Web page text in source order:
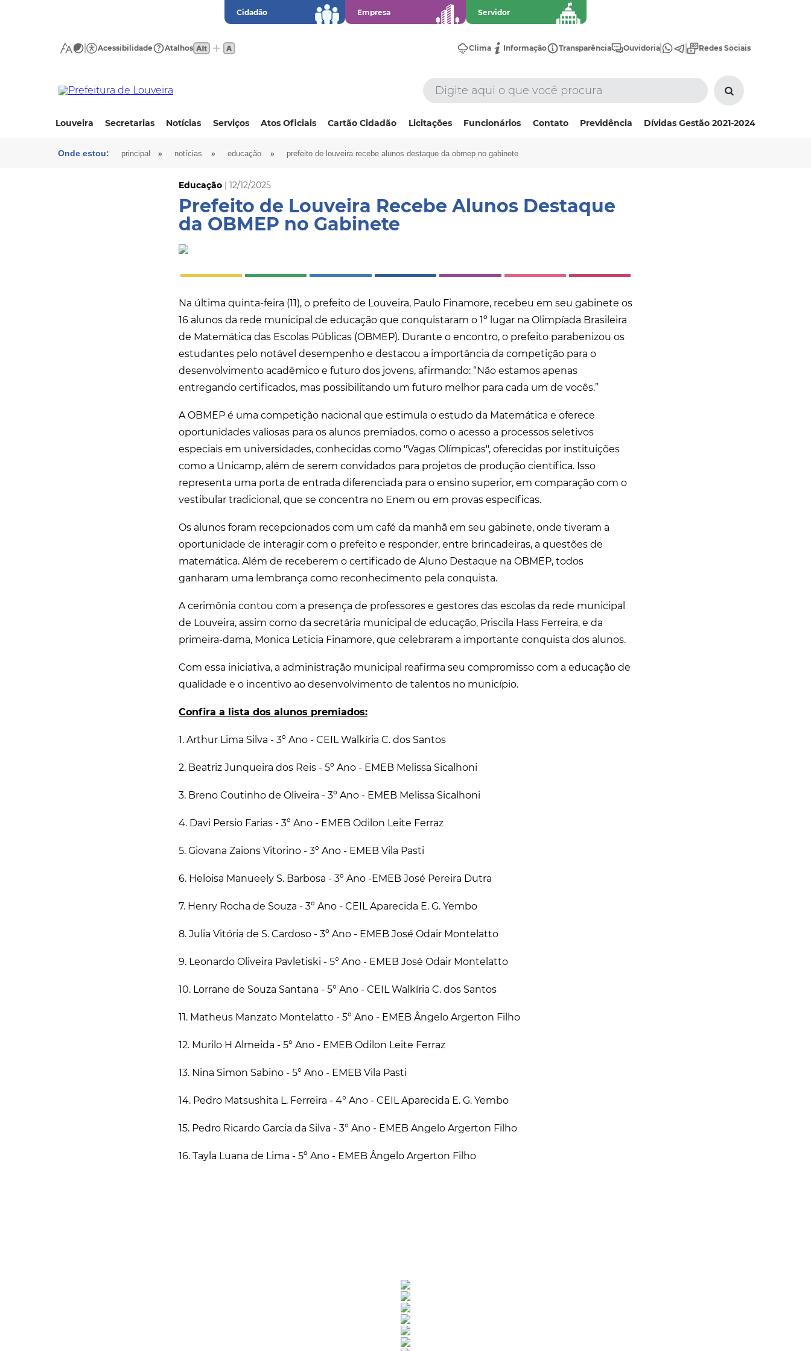
Cidadão Empresa Servidor
Acessibilidade Atalhos Clima Informação Transparência Ouvidoria Redes Sociais
Louveira Secretarias Notícias Serviços Atos Oficiais Cartão Cidadão Licitações Funcionários Contato Previdência Dívidas Gestão 2021-2024
Onde estou: principal » notícias » educação » prefeito de louveira recebe alunos destaque da obmep no gabinete
Educação | 12/12/2025
Prefeito de Louveira Recebe Alunos Destaque
da OBMEP no Gabinete
Na última quinta-feira (11), o prefeito de Louveira, Paulo Finamore, recebeu em seu gabinete os
16 alunos da rede municipal de educação que conquistaram o 1º lugar na Olimpíada Brasileira
de Matemática das Escolas Públicas (OBMEP). Durante o encontro, o prefeito parabenizou os
estudantes pelo notável desempenho e destacou a importância da competição para o
desenvolvimento acadêmico e futuro dos jovens, afirmando: “Não estamos apenas
entregando certificados, mas possibilitando um futuro melhor para cada um de vocês.”
A OBMEP é uma competição nacional que estimula o estudo da Matemática e oferece
oportunidades valiosas para os alunos premiados, como o acesso a processos seletivos
especiais em universidades, conhecidas como "Vagas Olímpicas", oferecidas por instituições
como a Unicamp, além de serem convidados para projetos de produção científica. Isso
representa uma porta de entrada diferenciada para o ensino superior, em comparação com o
vestibular tradicional, que se concentra no Enem ou em provas específicas.
Os alunos foram recepcionados com um café da manhã em seu gabinete, onde tiveram a
oportunidade de interagir com o prefeito e responder, entre brincadeiras, a questões de
matemática. Além de receberem o certificado de Aluno Destaque na OBMEP, todos
ganharam uma lembrança como reconhecimento pela conquista.
A cerimônia contou com a presença de professores e gestores das escolas da rede municipal
de Louveira, assim como da secretária municipal de educação, Priscila Hass Ferreira, e da
primeira-dama, Monica Leticia Finamore, que celebraram a importante conquista dos alunos.
Com essa iniciativa, a administração municipal reafirma seu compromisso com a educação de
qualidade e o incentivo ao desenvolvimento de talentos no município.
Confira a lista dos alunos premiados:
1. Arthur Lima Silva - 3º Ano - CEIL Walkíria C. dos Santos
2. Beatriz Junqueira dos Reis - 5º Ano - EMEB Melissa Sicalhoni
3. Breno Coutinho de Oliveira - 3º Ano - EMEB Melissa Sicalhoni
4. Davi Persio Farias - 3º Ano - EMEB Odilon Leite Ferraz
5. Giovana Zaions Vitorino - 3º Ano - EMEB Vila Pasti
6. Heloisa Manueely S. Barbosa - 3º Ano -EMEB José Pereira Dutra
7. Henry Rocha de Souza - 3º Ano - CEIL Aparecida E. G. Yembo
8. Julia Vitória de S. Cardoso - 3º Ano - EMEB José Odair Montelatto
9. Leonardo Oliveira Pavletiski - 5° Ano - EMEB José Odair Montelatto
10. Lorrane de Souza Santana - 5° Ano - CEIL Walkíria C. dos Santos
11. Matheus Manzato Montelatto - 5º Ano - EMEB Ângelo Argerton Filho
12. Murilo H Almeida - 5° Ano - EMEB Odilon Leite Ferraz
13. Nina Simon Sabino - 5° Ano - EMEB Vila Pasti
14. Pedro Matsushita L. Ferreira - 4° Ano - CEIL Aparecida E. G. Yembo
15. Pedro Ricardo Garcia da Silva - 3° Ano - EMEB Angelo Argerton Filho
16. Tayla Luana de Lima - 5º Ano - EMEB Ângelo Argerton Filho